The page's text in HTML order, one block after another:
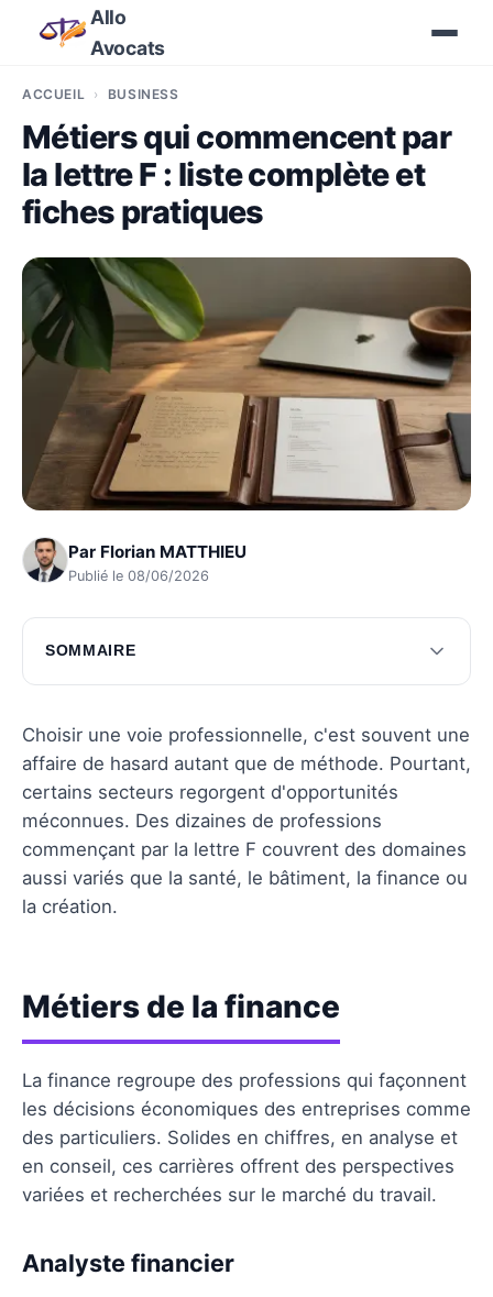
Allo
Avocats
ACCUEIL BUSINESS
Métiers qui commencent par
la lettre F : liste complète et
fiches pratiques
Par Florian MATTHIEU
Publié le 08/06/2026
SOMMAIRE
Métiers de la finance
Métiers de la fabrication
Métiers de la santé
Questions fréquentes
Choisir une voie professionnelle, c'est souvent une
affaire de hasard autant que de méthode. Pourtant,
certains secteurs regorgent d'opportunités
méconnues. Des dizaines de professions
commençant par la lettre F couvrent des domaines
aussi variés que la santé, le bâtiment, la finance ou
la création.
Métiers de la finance
La finance regroupe des professions qui façonnent
les décisions économiques des entreprises comme
des particuliers. Solides en chiffres, en analyse et
en conseil, ces carrières offrent des perspectives
variées et recherchées sur le marché du travail.
Analyste financier